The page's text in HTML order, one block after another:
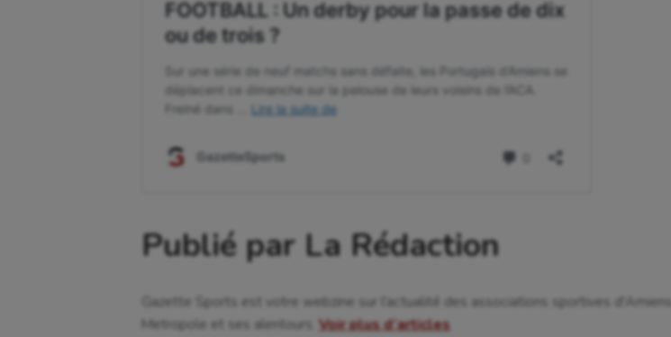
Publié par La Rédaction
Gazette Sports est votre webzine sur l'actualité des associations sportives d'Amiens
Metropole et ses alentours. Voir plus d’articles